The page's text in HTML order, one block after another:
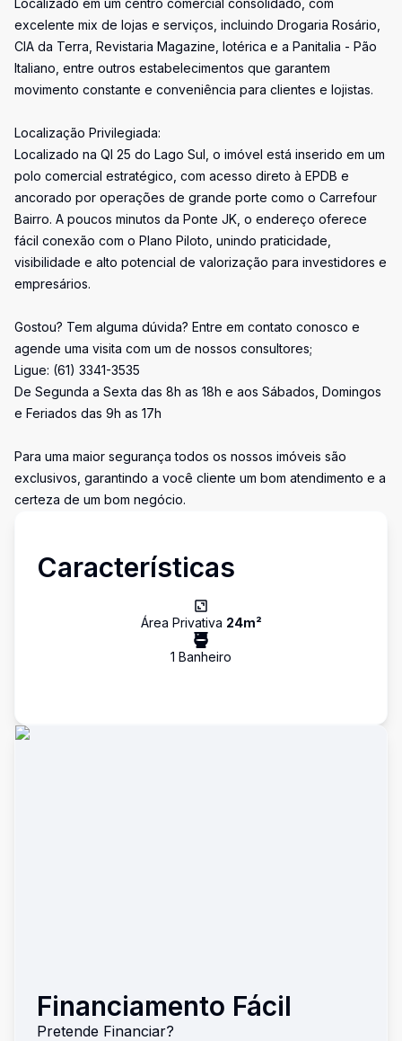
Localizado em um centro comercial consolidado, com
excelente mix de lojas e serviços, incluindo Drogaria Rosário,
CIA da Terra, Revistaria Magazine, lotérica e a Panitalia - Pão
Italiano, entre outros estabelecimentos que garantem
movimento constante e conveniência para clientes e lojistas.
Localização Privilegiada:
Localizado na QI 25 do Lago Sul, o imóvel está inserido em um
polo comercial estratégico, com acesso direto à EPDB e
ancorado por operações de grande porte como o Carrefour
Bairro. A poucos minutos da Ponte JK, o endereço oferece
fácil conexão com o Plano Piloto, unindo praticidade,
visibilidade e alto potencial de valorização para investidores e
empresários.
Gostou? Tem alguma dúvida? Entre em contato conosco e
agende uma visita com um de nossos consultores;
Ligue: (61) 3341-3535
De Segunda a Sexta das 8h as 18h e aos Sábados, Domingos
e Feriados das 9h as 17h
Para uma maior segurança todos os nossos imóveis são
exclusivos, garantindo a você cliente um bom atendimento e a
certeza de um bom negócio.
Características
Área Privativa 24m²
1 Banheiro
Financiamento Fácil
Pretende Financiar?